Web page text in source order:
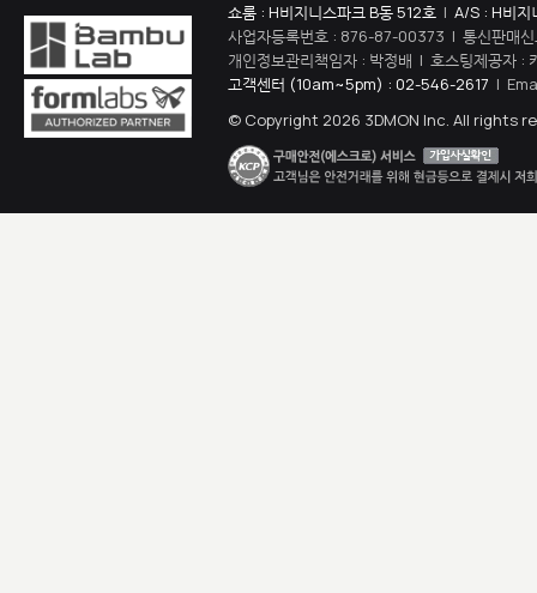
쇼룸 : H비지니스파크 B동 512호 | A/S : H비지
사업자등록번호 : 876-87-00373 | 통신판매
개인정보관리책임자 : 박정배 | 호스팅제공자 :
고객센터 (10am~5pm) : 02-546-2617 |
© Copyright 2026 3DMON Inc. All rights